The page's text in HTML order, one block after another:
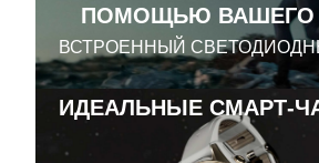
ПОМОЩЬЮ ВАШЕГО
ИДЕАЛЬНЫЕ СМАРТ-
ВСТРОЕННЫЙ